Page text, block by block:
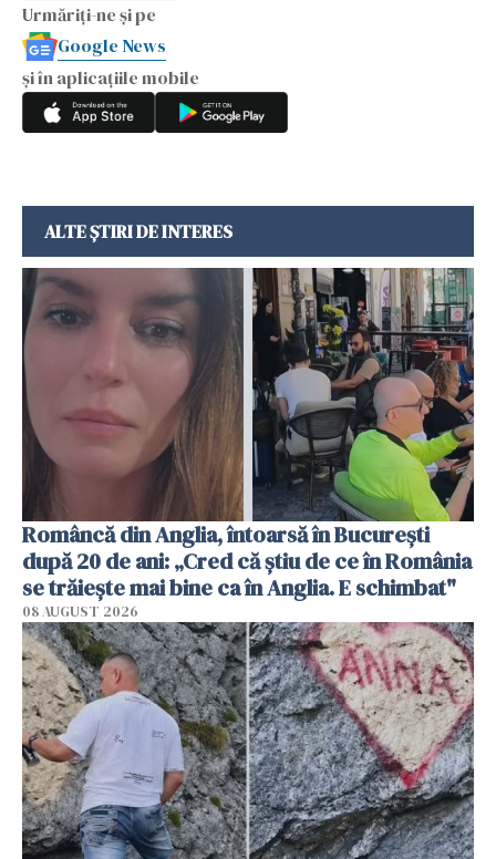
Urmăriți-ne și pe
Google News
și în aplicațiile mobile
ALTE ȘTIRI DE INTERES
Româncă din Anglia, întoarsă în București
după 20 de ani: „Cred că știu de ce în România
se trăiește mai bine ca în Anglia. E schimbat"
08 AUGUST 2026